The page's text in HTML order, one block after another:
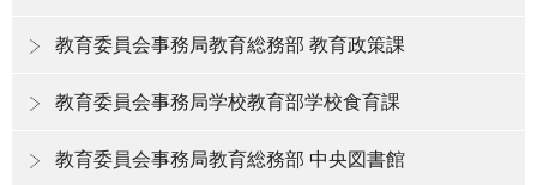
教育委員会事務局教育総務部 教育政策課
教育委員会事務局学校教育部学校食育課
教育委員会事務局教育総務部 中央図書館